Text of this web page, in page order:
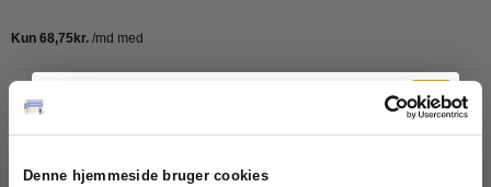
Denne hjemmeside bruger cookies
Model/Varenr.:
Lagerstatus:
På lager
ks.